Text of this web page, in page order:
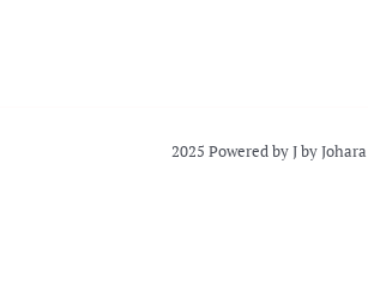
2025 Powered by J by Johara